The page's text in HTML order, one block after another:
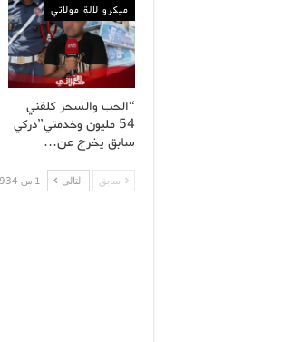
ميكرو لالة مولاتي
“الحب والسحر كلفني
54 مليون وخدمتي”دركي
سابق يخرج عن…
سابق التالى 1 من 6٬934